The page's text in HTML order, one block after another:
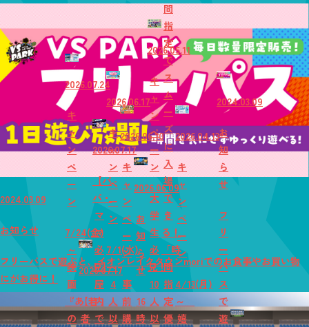
2026.07.24
キ
ャ
ン
ペ
ー
ン
7/24(金)
～
映
画
『あ
の
2026.07.17
【若
者
2026.07.17
【パ
パ・
マ
マ
必
見】
屋
内
で
2026.06.17
キ
ャ
ン
ペ
ー
ン
7/1(水)
～
4
人
以
2026.06.10
キ
ャ
ン
ペ
ー
ン
事
前
購
2026.06.09
お
知
ら
せ
16
時
2026.05.11
キ
ャ
ン
ペ
ー
ン
大
学
生
必
見！
10
人
以
間
指
定
で
ス
ム
ー
ズ
に
入
場
で
き
る！
「時
間
指
定
優
2026.04.13
キ
ャ
ン
ペ
ー
ン
4/13(月)
～
嬉
2024.03.09
お
知
ら
せ
フ
リ
ー
パ
ス
で
遊
2024.03.09
お知らせ
フリーパスで遊ぶと、イオンレイクタウンmoriでのお食事やお買い物
にがお得に！